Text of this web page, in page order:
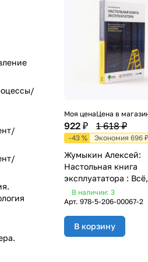
Моя цена
922 ₽
Цена в
1 618 ₽
-43 % Экономия 696 ₽
Жумыкин Алексей:
Настольная книга
эксплуататора :
хотели знать о
повседневной жизни
спросить
В наличии: 3
Арт. 978-5-206-00067-2
В корзину